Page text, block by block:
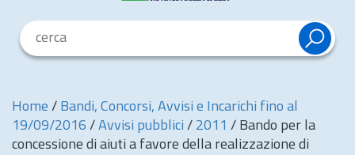
Home / Bandi, Concorsi, Avvisi e Incarichi fino al
19/09/2016 / Avvisi pubblici / 2011 / Bando per la
concessione di aiuti a favore della realizzazione di